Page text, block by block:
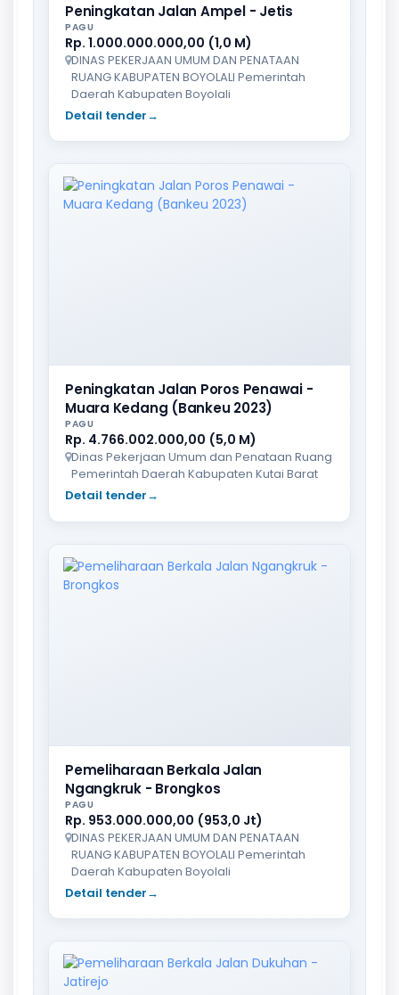
Peningkatan Jalan Ampel - Jetis
PAGU
Rp. 1.000.000.000,00 (1,0 M)
DINAS PEKERJAAN UMUM DAN PENATAAN
RUANG KABUPATEN BOYOLALI Pemerintah
Daerah Kabupaten Boyolali
Detail tender→
Peningkatan Jalan Poros Penawai -
Muara Kedang (Bankeu 2023)
PAGU
Rp. 4.766.002.000,00 (5,0 M)
Dinas Pekerjaan Umum dan Penataan Ruang
Pemerintah Daerah Kabupaten Kutai Barat
Detail tender→
Pemeliharaan Berkala Jalan
Ngangkruk - Brongkos
PAGU
Rp. 953.000.000,00 (953,0 Jt)
DINAS PEKERJAAN UMUM DAN PENATAAN
RUANG KABUPATEN BOYOLALI Pemerintah
Daerah Kabupaten Boyolali
Detail tender→